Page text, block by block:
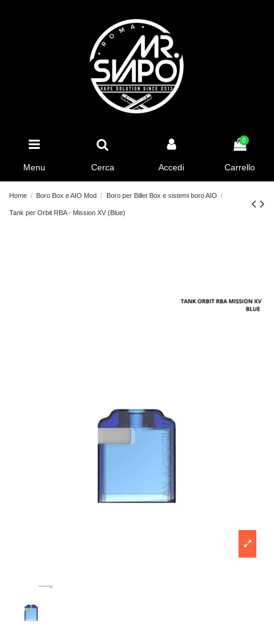
Menu Cerca Accedi
0
Carrello
Home Boro Box e AIO Mod Boro per Billet Box e sistemi boro AIO
Tank per Orbit RBA - Mission XV (Blue)